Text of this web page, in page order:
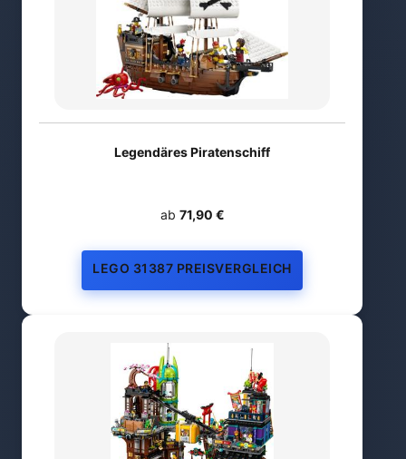
Legendäres Piratenschiff
ab 71,90 €
LEGO 31387 PREISVERGLEICH